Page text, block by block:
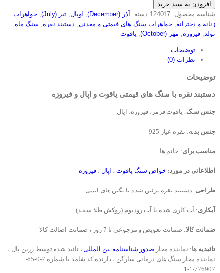
نقره
زنانه
عدد
افزودن به سبد خرید
شناسه محصول: 124017 دسته: آذر (December) , اوپال, تیر (July) , جواهرات
زنانه و دخترانه, جواهرات سنگ های قیمتی و معدنی, دستبند نقره, سنگ ماه
تولد, فیروزه, مهر (October) , یاقوت
توضیحات
نظرات (0)
توضیحات
دستبند نقره با سنگ های قیمتی یاقوت و اپال و فیروزه
جنس سنگ: یاقوت قرمز، فیروزه، اپال
جنس بدنه: نقره عیار 925
مناسب برای: خانم ها
اطلاعاتی در مورد: خواص سنگ یاقوت ، اپال ، فیروزه
طراحی: دستبند نقره تزئین شده با نگین های اتمی
آبکاری: آب کاری شده با آب رودیوم (روکش طلا سفید)
ضمانت کالا: ضمانت تعویض و مرجوعی تا 7 روز ، ضمانت اصالت کالا
تائیدیه ها: نماینده مجاز صدور شناسنامه بین المللی ، تائید شده توسط زرین پال ،
نماینده مجاز سنگ های درمانی سارگن ، دارنده کد شامد با شماره 7-0-65-
776907-1-1